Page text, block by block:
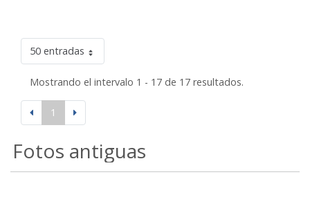
50 entradas
Mostrando el intervalo 1 - 17 de 17 resultados.
1
Fotos antiguas